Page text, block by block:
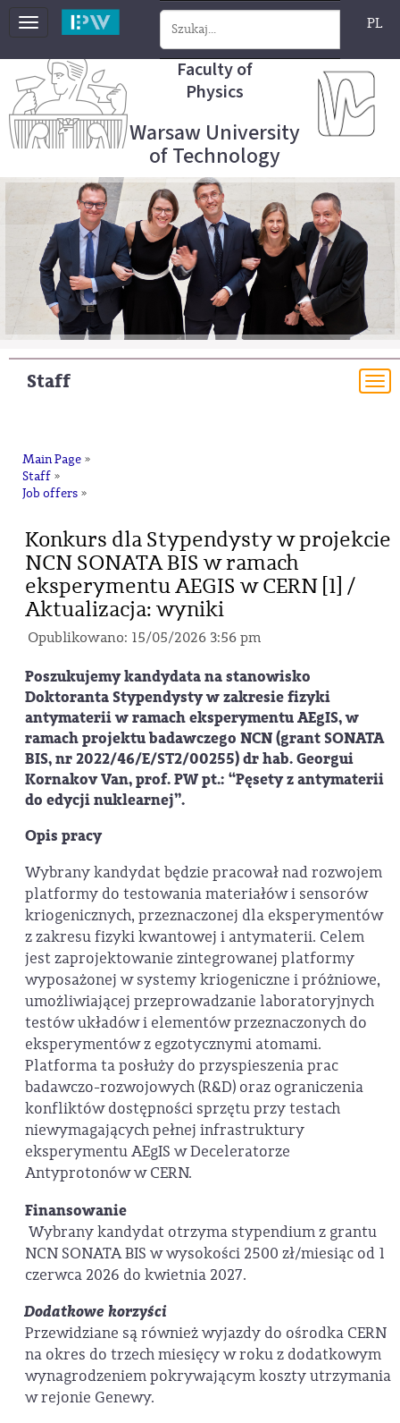
Toggle
PL
Faculty of
Physics
Warsaw University
of Technology
Staff
Main Page »
Staff »
Job offers »
Konkurs dla Stypendysty w projekcie
NCN SONATA BIS w ramach
eksperymentu AEGIS w CERN [1] /
Aktualizacja: wyniki
Opublikowano: 15/05/2026 3:56 pm
Poszukujemy kandydata na stanowisko
Doktoranta Stypendysty w zakresie fizyki
antymaterii w ramach eksperymentu AEgIS, w
ramach projektu badawczego NCN (grant SONATA
BIS, nr 2022/46/E/ST2/00255) dr hab. Georgui
Kornakov Van, prof. PW pt.: “Pęsety z antymaterii
do edycji nuklearnej”.
Opis pracy
Wybrany kandydat będzie pracował nad rozwojem
platformy do testowania materiałów i sensorów
kriogenicznych, przeznaczonej dla eksperymentów
z zakresu fizyki kwantowej i antymaterii. Celem
jest zaprojektowanie zintegrowanej platformy
wyposażonej w systemy kriogeniczne i próżniowe,
umożliwiającej przeprowadzanie laboratoryjnych
testów układów i elementów przeznaczonych do
eksperymentów z egzotycznymi atomami.
Platforma ta posłuży do przyspieszenia prac
badawczo-rozwojowych (R&D) oraz ograniczenia
konfliktów dostępności sprzętu przy testach
niewymagających pełnej infrastruktury
eksperymentu AEgIS w Deceleratorze
Antyprotonów w CERN.
Finansowanie
Wybrany kandydat otrzyma stypendium z grantu
NCN SONATA BIS w wysokości 2500 zł/miesiąc od 1
czerwca 2026 do kwietnia 2027.
Dodatkowe korzyści
Przewidziane są również wyjazdy do ośrodka CERN
na okres do trzech miesięcy w roku z dodatkowym
wynagrodzeniem pokrywającym koszty utrzymania
w rejonie Genewy.